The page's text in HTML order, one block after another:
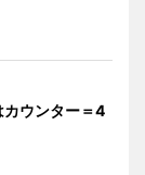
カウンター＝4